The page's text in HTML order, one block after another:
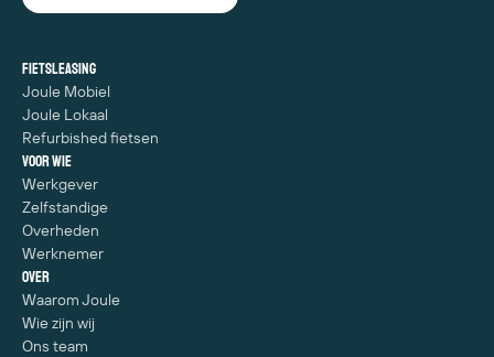
Fietsleasing
Joule Mobiel
Joule Lokaal
Refurbished fietsen
Voor wie
Werkgever
Zelfstandige
Overheden
Werknemer
Over
Waarom Joule
Wie zijn wij
Ons team